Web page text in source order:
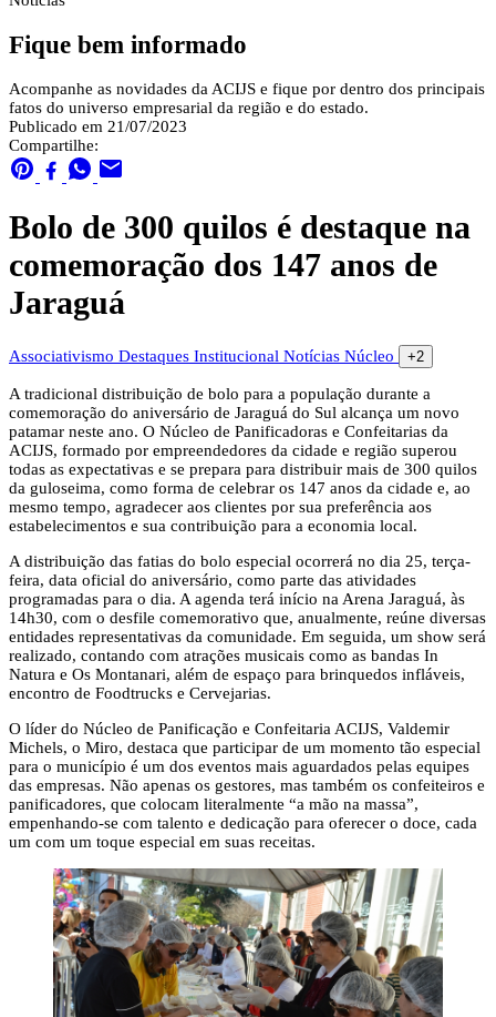
Fique bem informado
Acompanhe as novidades da ACIJS e fique por dentro dos principais
fatos do universo empresarial da região e do estado.
Publicado em 21/07/2023
Compartilhe:
Bolo de 300 quilos é destaque na
comemoração dos 147 anos de
Jaraguá
Associativismo Destaques Institucional Notícias Núcleo +2
A tradicional distribuição de bolo para a população durante a
comemoração do aniversário de Jaraguá do Sul alcança um novo
patamar neste ano. O Núcleo de Panificadoras e Confeitarias da
ACIJS, formado por empreendedores da cidade e região superou
todas as expectativas e se prepara para distribuir mais de 300 quilos
da guloseima, como forma de celebrar os 147 anos da cidade e, ao
mesmo tempo, agradecer aos clientes por sua preferência aos
estabelecimentos e sua contribuição para a economia local.
A distribuição das fatias do bolo especial ocorrerá no dia 25, terça-
feira, data oficial do aniversário, como parte das atividades
programadas para o dia. A agenda terá início na Arena Jaraguá, às
14h30, com o desfile comemorativo que, anualmente, reúne diversas
entidades representativas da comunidade. Em seguida, um show será
realizado, contando com atrações musicais como as bandas In
Natura e Os Montanari, além de espaço para brinquedos infláveis,
encontro de Foodtrucks e Cervejarias.
O líder do Núcleo de Panificação e Confeitaria ACIJS, Valdemir
Michels, o Miro, destaca que participar de um momento tão especial
para o município é um dos eventos mais aguardados pelas equipes
das empresas. Não apenas os gestores, mas também os confeiteiros e
panificadores, que colocam literalmente “a mão na massa”,
empenhando-se com talento e dedicação para oferecer o doce, cada
um com um toque especial em suas receitas.